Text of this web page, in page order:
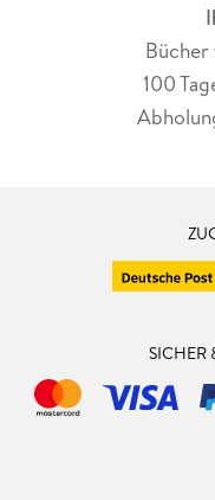
100
SICHER